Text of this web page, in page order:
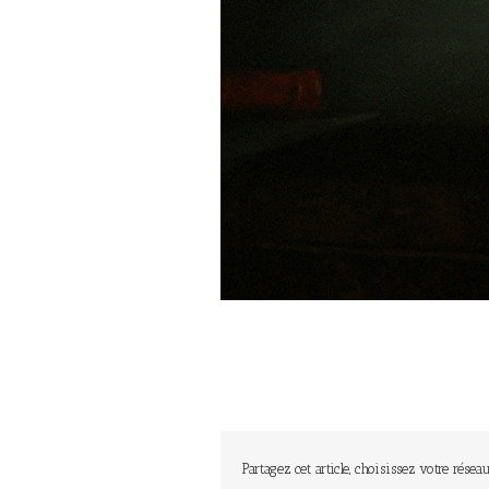
Partagez cet article, choisissez votre